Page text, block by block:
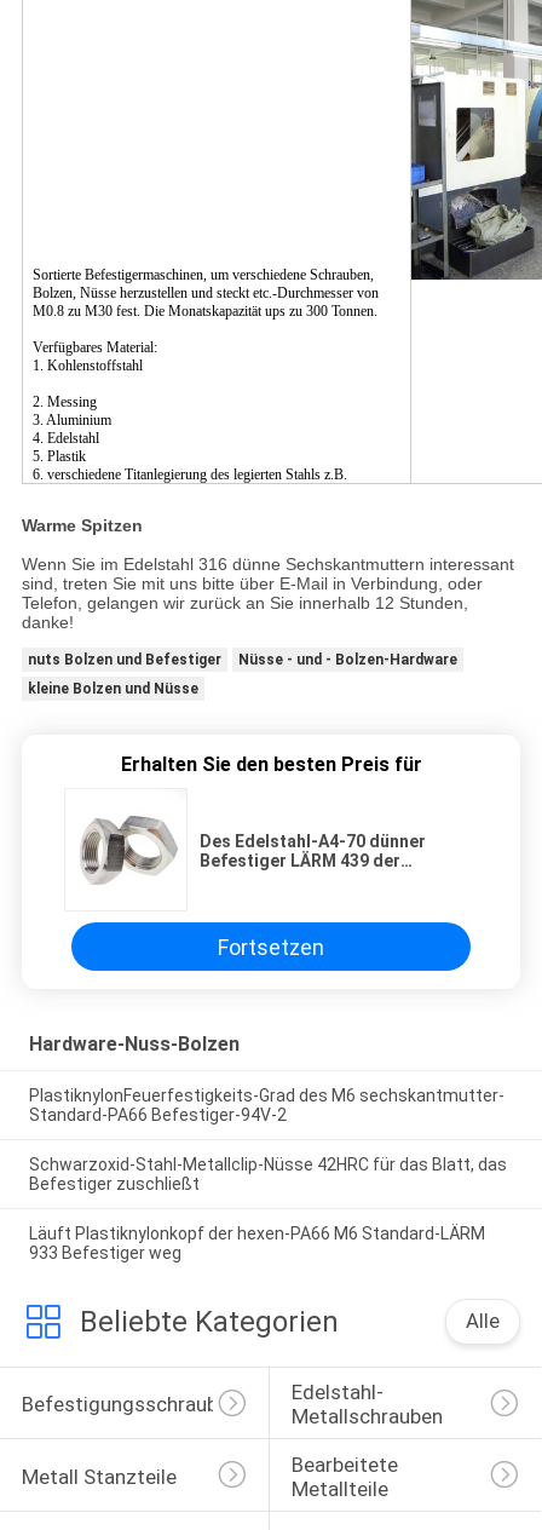
Sortierte Befestigermaschinen, um verschiedene Schrauben,
Bolzen, Nüsse herzustellen und steckt etc.-Durchmesser von
M0.8 zu M30 fest. Die Monatskapazität ups zu 300 Tonnen.
Verfügbares Material:
1. Kohlenstoffstahl
2. Messing
3. Aluminium
4. Edelstahl
5. Plastik
6. verschiedene Titanlegierung des legierten Stahls z.B.
Warme Spitzen
Wenn Sie im Edelstahl 316 dünne Sechskantmuttern interessant
sind, treten Sie mit uns bitte über E-Mail in Verbindung, oder
Telefon, gelangen wir zurück an Sie innerhalb 12 Stunden,
danke!
nuts Bolzen und Befestiger
Nüsse - und - Bolzen-Hardware
kleine Bolzen und Nüsse
Erhalten Sie den besten Preis für
Des Edelstahl-A4-70 dünner
Befestiger LÄRM 439 der
Fortsetzen
Hardware-Nuss-Bolzen
PlastiknylonFeuerfestigkeits-Grad des M6 sechskantmutter-
Standard-PA66 Befestiger-94V-2
Schwarzoxid-Stahl-Metallclip-Nüsse 42HRC für das Blatt, das
Befestiger zuschließt
Läuft Plastiknylonkopf der hexen-PA66 M6 Standard-LÄRM
933 Befestiger weg
Beliebte Kategorien Alle
Befestigungsschrauben
Edelstahl-
Metallschrauben
Metall Stanzteile
Bearbeitete
Metallteile